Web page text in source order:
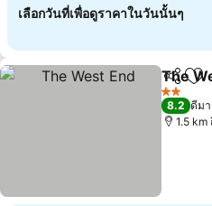
เลือกวันที่เพื่อดูราคาในวันนั้นๆ
แชร์ เพิ่
The
2 ดาว
8.2 ดีม
1.5 km